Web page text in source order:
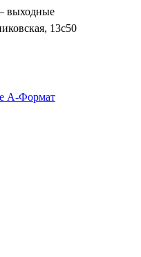
выходные
13с50
А-Формат